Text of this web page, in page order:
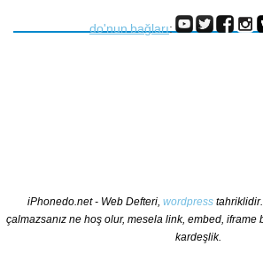
do'nun bağları:
iPhonedo.net - Web Defteri, wordpress
çalmazsanız ne hoş olur, mesela link, embed, iframe
kardeşlik.